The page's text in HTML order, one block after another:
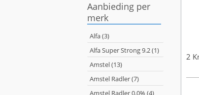
Aanbieding per
merk
Alfa (3)
Alfa Super Strong 9.2 (1)
Amstel (13)
Amstel Radler (7)
Amstel Radler 0.0% (4)
2